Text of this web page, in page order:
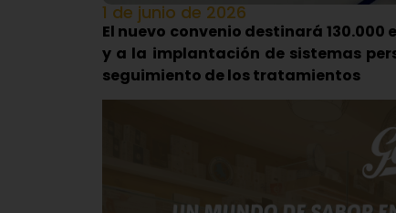
1 de junio de 2026
El nuevo convenio destinará
y a la implantación de sistemas
seguimiento de los tratamientos